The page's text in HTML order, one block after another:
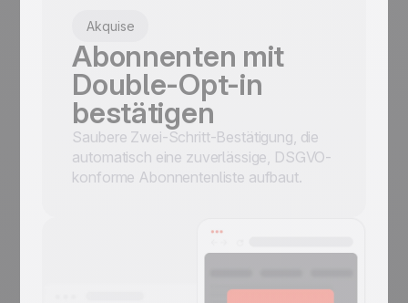
Akquise
Abonnenten mit
Double-Opt-in
bestätigen
Saubere Zwei-Schritt-Bestätigung, die
automatisch eine zuverlässige, DSGVO-
konforme Abonnentenliste aufbaut.